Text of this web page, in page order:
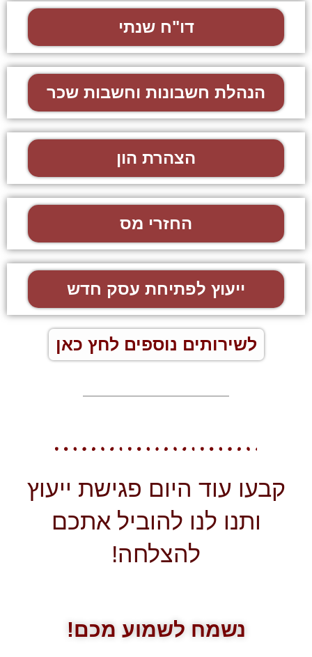
דו"ח שנתי
הנהלת חשבונות וחשבות שכר
הצהרת הון
החזרי מס
ייעוץ לפתיחת עסק חדש
לשירותים נוספים לחץ כאן
קבעו עוד היום פגישת ייעוץ
ותנו לנו להוביל אתכם
להצלחה!
נשמח לשמוע מכם!